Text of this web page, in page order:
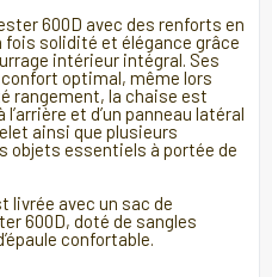
600D avec des renforts en
solidité et élégance grâce
intérieur intégral. Ses
optimal, même lors
rangement, la chaise est
et d’un panneau latéral
ainsi que plusieurs
objets essentiels à portée de
livrée avec un sac de
600D, doté de sangles
confortable.